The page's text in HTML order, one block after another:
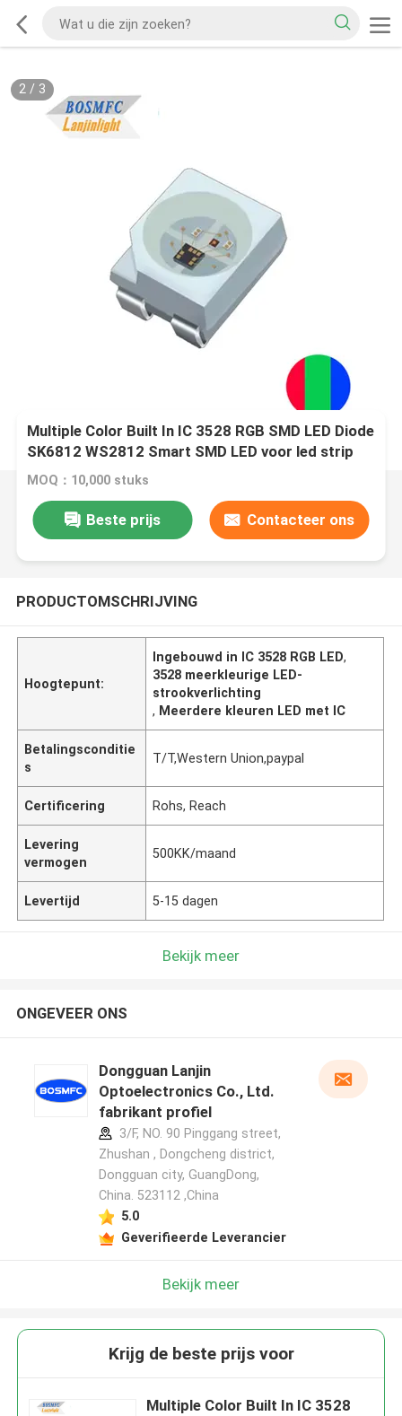
2/ 3
Multiple Color Built In IC 3528 RGB SMD LED Diode
SK6812 WS2812 Smart SMD LED voor led strip
MOQ：10,000 stuks
Beste prijs Contacteer ons
PRODUCTOMSCHRIJVING
Hoogtepunt:
Ingebouwd in IC 3528 RGB LED,
3528 meerkleurige LED-
strookverlichting
, Meerdere kleuren LED met IC
Betalingsconditie
s
T/T,Western Union,paypal
Certificering Rohs, Reach
Levering
vermogen
500KK/maand
Levertijd 5-15 dagen
Bekijk meer
ONGEVEER ONS
Dongguan Lanjin
Optoelectronics Co., Ltd.
fabrikant profiel
3/F, NO. 90 Pinggang street,
Zhushan , Dongcheng district,
Dongguan city, GuangDong,
China. 523112 ,China
5.0
Geverifieerde Leverancier
Bekijk meer
Krijg de beste prijs voor
Multiple Color Built In IC 3528